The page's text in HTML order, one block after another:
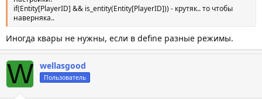
if(Entity[PlayerID] && is_entity(Entity[PlayerID])) - крутяк.. то чтобы
наверняка..
Иногда квары не нужны, если в define разные режимы.
W wellasgood
Пользователь